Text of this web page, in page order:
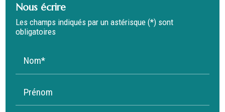
Nous écrire
Les champs indiqués par un astérisque (*) sont
obligatoires
Nom*
Prénom